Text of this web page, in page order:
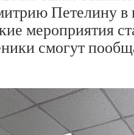
Петелину в
мероприятия
смогут